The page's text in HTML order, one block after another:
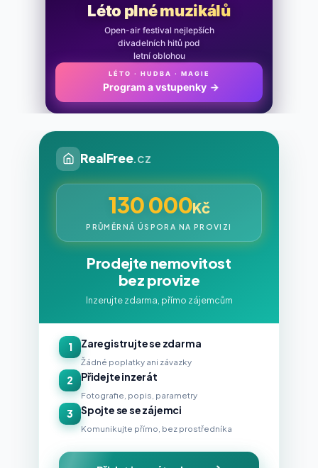
Léto plné muzikálů
Open-air festival nejlepších
divadelních hitů pod
letní oblohou
LÉTO · HUDBA · MAGIE
Program a vstupenky →
RealFree.cz
130 000Kč
PRŮMĚRNÁ ÚSPORA NA PROVIZI
Prodejte nemovitost
bez provize
Inzerujte zdarma, přímo zájemcům
1 Zaregistrujte se zdarma
Žádné poplatky ani závazky
2 Přidejte inzerát
Fotografie, popis, parametry
3 Spojte se se zájemci
Komunikujte přímo, bez prostředníka